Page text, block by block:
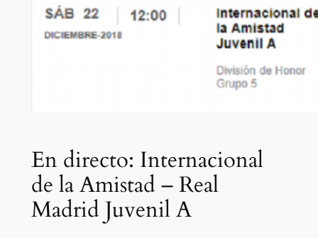
En directo: Internacional
de la Amistad – Real
Madrid Juvenil A